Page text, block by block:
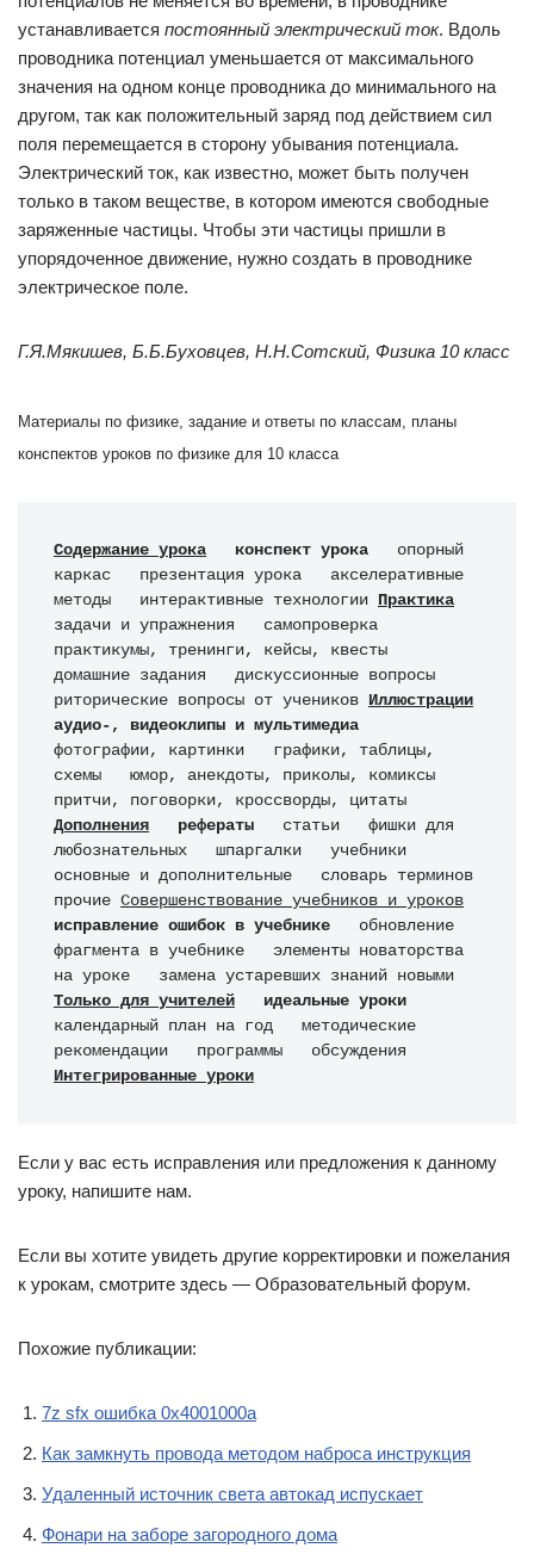
устанавливается постоянный электрический ток. Вдоль
проводника потенциал уменьшается от максимального
значения на одном конце проводника до минимального на
другом, так как положительный заряд под действием сил
поля перемещается в сторону убывания потенциала.
Электрический ток, как известно, может быть получен
только в таком веществе, в котором имеются свободные
заряженные частицы. Чтобы эти частицы пришли в
упорядоченное движение, нужно создать в проводнике
электрическое поле.
Г.Я.Мякишев, Б.Б.Буховцев, Н.Н.Сотский, Физика 10 класс
Материалы по физике, задание и ответы по классам, планы
конспектов уроков по физике для 10 класса
Содержание урока
  конспект урока
   опорный
каркас   презентация урока   акселеративные
методы   интерактивные технологии Практика
задачи и упражнения   самопроверка
практикумы, тренинги, кейсы, квесты
домашние задания   дискуссионные вопросы
риторические вопросы от учеников Иллюстрации
аудио-, видеоклипы и мультимедиа
фотографии, картинки   графики, таблицы,
схемы   юмор, анекдоты, приколы, комиксы
Дополнения
  рефераты
   статьи   фишки для
любознательных   шпаргалки   учебники
основные и дополнительные   словарь терминов
прочие Совершенствование учебников и уроков
исправление ошибок в учебнике
   обновление
фрагмента в учебнике   элементы новаторства
Только для учителей
  идеальные уроки
календарный план на год   методические
Интегрированные уроки
Если у вас есть исправления или предложения к данному
уроку, напишите нам.
Если вы хотите увидеть другие корректировки и пожелания
к урокам, смотрите здесь — Образовательный форум.
Похожие публикации:
7z sfx ошибка 0x4001000a
Как замкнуть провода методом наброса инструкция
Удаленный источник света автокад испускает
Фонари на заборе загородного дома